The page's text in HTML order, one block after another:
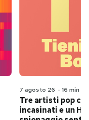
7 agosto 26 - 16 min
Tre artisti pop
incasinati e un